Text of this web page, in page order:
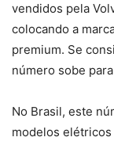
vendidos pela
colocando a
premium. Se
número sobe
No Brasil, este
modelos elétricos